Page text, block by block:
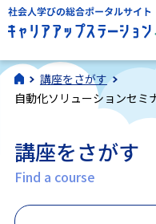
講座をさがす
自動化ソリューションセミ
講座をさがす
Find a course